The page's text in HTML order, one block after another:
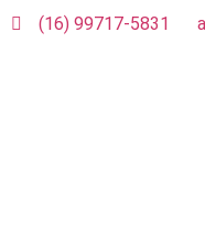
(16) 99717-5831